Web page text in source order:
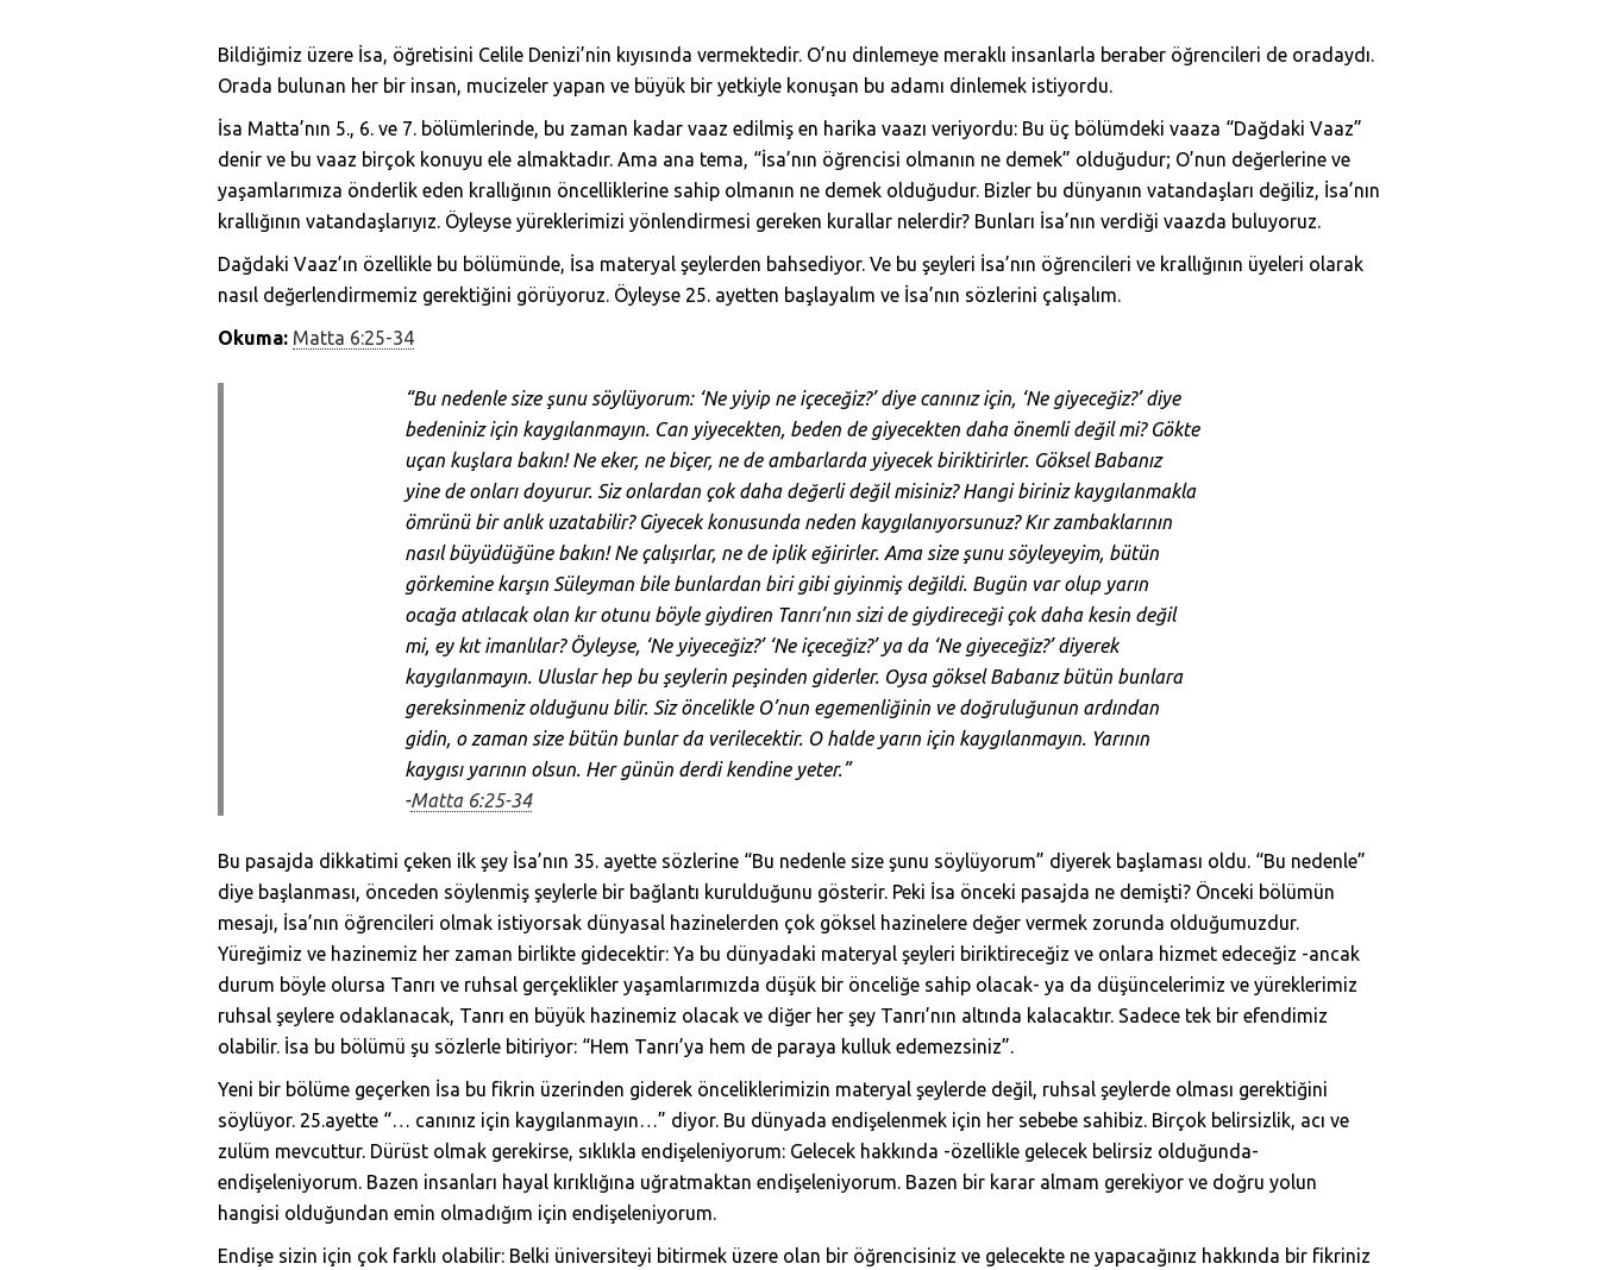
Bildiğimiz üzere İsa, öğretisini Celile Denizi’nin kıyısında vermektedir. O’nu dinlemeye meraklı insanlarla beraber öğrencileri de oradaydı.
Orada bulunan her bir insan, mucizeler yapan ve büyük bir yetkiyle konuşan bu adamı dinlemek istiyordu.
İsa Matta’nın 5., 6. ve 7. bölümlerinde, bu zaman kadar vaaz edilmiş en harika vaazı veriyordu: Bu üç bölümdeki vaaza “Dağdaki Vaaz”
denir ve bu vaaz birçok konuyu ele almaktadır. Ama ana tema, “İsa’nın öğrencisi olmanın ne demek” olduğudur; O’nun değerlerine ve
yaşamlarımıza önderlik eden krallığının öncelliklerine sahip olmanın ne demek olduğudur. Bizler bu dünyanın vatandaşları değiliz, İsa’nın
krallığının vatandaşlarıyız. Öyleyse yüreklerimizi yönlendirmesi gereken kurallar nelerdir? Bunları İsa’nın verdiği vaazda buluyoruz.
Dağdaki Vaaz’ın özellikle bu bölümünde, İsa materyal şeylerden bahsediyor. Ve bu şeyleri İsa’nın öğrencileri ve krallığının üyeleri olarak
nasıl değerlendirmemiz gerektiğini görüyoruz. Öyleyse 25. ayetten başlayalım ve İsa’nın sözlerini çalışalım.
Okuma: Matta 6:25-34
“Bu nedenle size şunu söylüyorum: ‘Ne yiyip ne içeceğiz?’ diye canınız için, ‘Ne giyeceğiz?’ diye
bedeniniz için kaygılanmayın. Can yiyecekten, beden de giyecekten daha önemli değil mi? Gökte
uçan kuşlara bakın! Ne eker, ne biçer, ne de ambarlarda yiyecek biriktirirler. Göksel Babanız
yine de onları doyurur. Siz onlardan çok daha değerli değil misiniz? Hangi biriniz kaygılanmakla
ömrünü bir anlık uzatabilir? Giyecek konusunda neden kaygılanıyorsunuz? Kır zambaklarının
nasıl büyüdüğüne bakın! Ne çalışırlar, ne de iplik eğirirler. Ama size şunu söyleyeyim, bütün
görkemine karşın Süleyman bile bunlardan biri gibi giyinmiş değildi. Bugün var olup yarın
ocağa atılacak olan kır otunu böyle giydiren Tanrı’nın sizi de giydireceği çok daha kesin değil
mi, ey kıt imanlılar? Öyleyse, ‘Ne yiyeceğiz?’ ‘Ne içeceğiz?’ ya da ‘Ne giyeceğiz?’ diyerek
kaygılanmayın. Uluslar hep bu şeylerin peşinden giderler. Oysa göksel Babanız bütün bunlara
gereksinmeniz olduğunu bilir. Siz öncelikle O’nun egemenliğinin ve doğruluğunun ardından
gidin, o zaman size bütün bunlar da verilecektir. O halde yarın için kaygılanmayın. Yarının
kaygısı yarının olsun. Her günün derdi kendine yeter.”
-Matta 6:25-34
Bu pasajda dikkatimi çeken ilk şey İsa’nın 35. ayette sözlerine “Bu nedenle size şunu söylüyorum” diyerek başlaması oldu. “Bu nedenle”
diye başlanması, önceden söylenmiş şeylerle bir bağlantı kurulduğunu gösterir. Peki İsa önceki pasajda ne demişti? Önceki bölümün
mesajı, İsa’nın öğrencileri olmak istiyorsak dünyasal hazinelerden çok göksel hazinelere değer vermek zorunda olduğumuzdur.
Yüreğimiz ve hazinemiz her zaman birlikte gidecektir: Ya bu dünyadaki materyal şeyleri biriktireceğiz ve onlara hizmet edeceğiz -ancak
durum böyle olursa Tanrı ve ruhsal gerçeklikler yaşamlarımızda düşük bir önceliğe sahip olacak- ya da düşüncelerimiz ve yüreklerimiz
ruhsal şeylere odaklanacak, Tanrı en büyük hazinemiz olacak ve diğer her şey Tanrı’nın altında kalacaktır. Sadece tek bir efendimiz
olabilir. İsa bu bölümü şu sözlerle bitiriyor: “Hem Tanrı’ya hem de paraya kulluk edemezsiniz”.
Yeni bir bölüme geçerken İsa bu fikrin üzerinden giderek önceliklerimizin materyal şeylerde değil, ruhsal şeylerde olması gerektiğini
söylüyor. 25.ayette “… canınız için kaygılanmayın…” diyor. Bu dünyada endişelenmek için her sebebe sahibiz. Birçok belirsizlik, acı ve
zulüm mevcuttur. Dürüst olmak gerekirse, sıklıkla endişeleniyorum: Gelecek hakkında -özellikle gelecek belirsiz olduğunda-
endişeleniyorum. Bazen insanları hayal kırıklığına uğratmaktan endişeleniyorum. Bazen bir karar almam gerekiyor ve doğru yolun
hangisi olduğundan emin olmadığım için endişeleniyorum.
Endişe sizin için çok farklı olabilir: Belki üniversiteyi bitirmek üzere olan bir öğrencisiniz ve gelecekte ne yapacağınız hakkında bir fikriniz